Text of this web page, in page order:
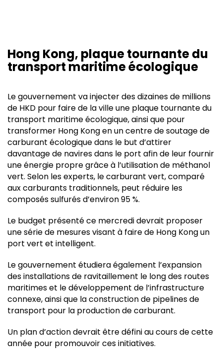
Hong Kong, plaque tournante du
transport maritime écologique
Le gouvernement va injecter des dizaines de millions
de HKD pour faire de la ville une plaque tournante du
transport maritime écologique, ainsi que pour
transformer Hong Kong en un centre de soutage de
carburant écologique dans le but d’attirer
davantage de navires dans le port afin de leur fournir
une énergie propre grâce à l’utilisation de méthanol
vert. Selon les experts, le carburant vert, comparé
aux carburants traditionnels, peut réduire les
composés sulfurés d’environ 95 %.
Le budget présenté ce mercredi devrait proposer
une série de mesures visant à faire de Hong Kong un
port vert et intelligent.
Le gouvernement étudiera également l’expansion
des installations de ravitaillement le long des routes
maritimes et le développement de l’infrastructure
connexe, ainsi que la construction de pipelines de
transport pour la production de carburant.
Un plan d’action devrait être défini au cours de cette
année pour promouvoir ces initiatives.